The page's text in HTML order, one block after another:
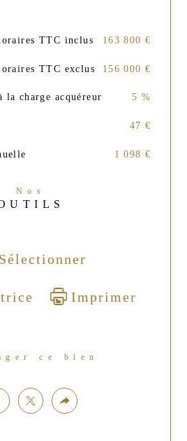
TTC inclus 163 800 €
TTC exclus 156 000 €
la charge acquéreur 5 %
47 €
1 098 €
Nos
Sélectionner
Imprimer
ce bien